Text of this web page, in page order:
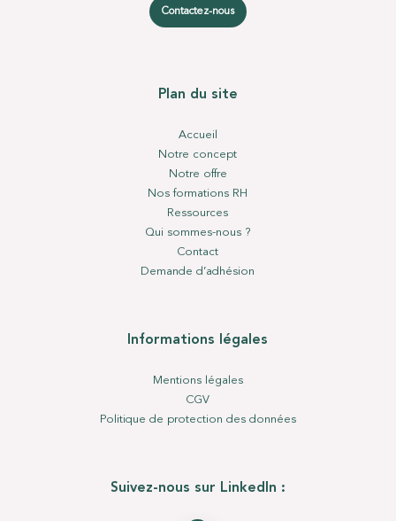
Contactez-nous
Plan du site
Accueil
Notre concept
Notre offre
Nos formations RH
Ressources
Qui sommes-nous ?
Contact
Demande d’adhésion
Informations légales
Mentions légales
CGV
Politique de protection des données
Suivez-nous sur LinkedIn :